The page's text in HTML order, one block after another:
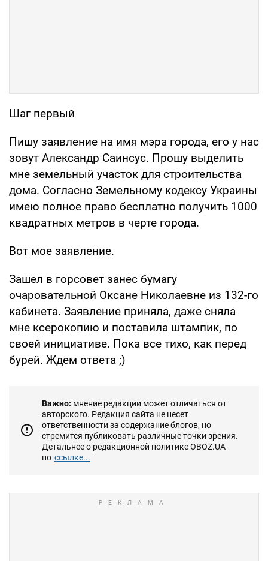
Шаг первый
Пишу заявление на имя мэра города, его у нас
зовут Александр Саинсус. Прошу выделить
мне земельный участок для строительства
дома. Согласно Земельному кодексу Украины
имею полное право бесплатно получить 1000
квадратных метров в черте города.
Вот мое заявление.
Зашел в горсовет занес бумагу
очаровательной Оксане Николаевне из 132-го
кабинета. Заявление приняла, даже сняла
мне ксерокопию и поставила штампик, по
своей инициативе. Пока все тихо, как перед
бурей. Ждем ответа ;)
Важно: мнение редакции может отличаться от
авторского. Редакция сайта не несет
ответственности за содержание блогов, но
стремится публиковать различные точки зрения.
Детальнее о редакционной политике OBOZ.UA
по ссылке...